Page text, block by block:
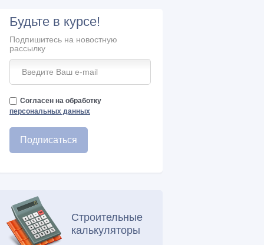
Конек крыши (6)
Кровельная лестница (2)
кровельные материалы (10)
Кровля (1)
Мансарда и чердак (22)
Металлопрофиль (2)
Мягкая кровля (26)
Натуральная кровля (4)
Нестандартные решения (14)
Будьте в курсе!
Подпишитесь на новостную
рассылку
Согласен на обработку
персональных данных
Строительные
калькуляторы